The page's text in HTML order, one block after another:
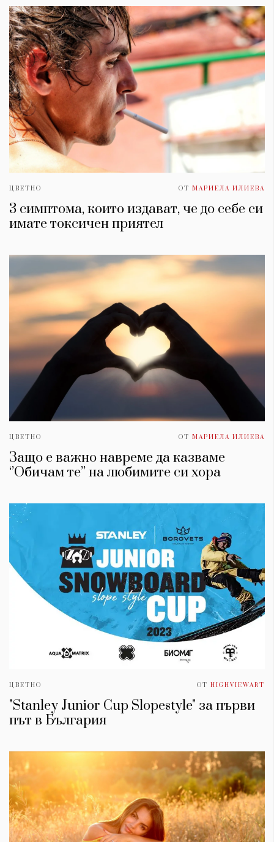
ЦВЕТНО ОТ МАРИЕЛА ИЛИЕВА
3 симптома, които издават, че до себе си
имате токсичен приятел
ЦВЕТНО ОТ МАРИЕЛА ИЛИЕВА
Защо е важно навреме да казваме
‘’Обичам те’’ на любимите си хора
ЦВЕТНО ОТ HIGHVIEWART
"Stanley Junior Cup Slopestyle" за първи
път в България